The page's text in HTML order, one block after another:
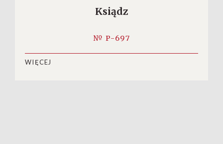
Ksiądz
№ P-697
WIĘCEJ